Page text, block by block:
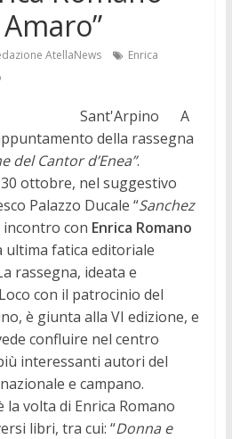
AtellaNews
Enrica
Sant'Arpino A
della rassegna
del Cantor d’Enea”.
ottobre, nel suggestivo
Palazzo Ducale “Sanchez
incontro con Enrica Romano
ultima fatica editoriale
rassegna, ideata e
con il patrocinio del
è giunta alla VI edizione, e
confluire nel centro
interessanti autori del
e campano.
la volta di Enrica Romano
libri, tra cui: “Donna e